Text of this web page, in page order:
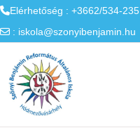
Elérhetőség : +3662/534-235
: iskola@szonyibenjamin.hu